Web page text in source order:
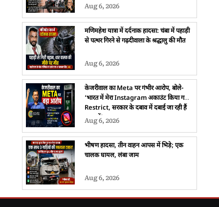
Aug 6, 2026
मणिमहेश यात्रा में दर्दनाक हादसा: चंबा में पहाड़ी
से पत्थर गिरने से गढ़दीवाला के श्रद्धालु की मौत
Aug 6, 2026
केजरीवाल का Meta पर गंभीर आरोप, बोले-
‘भारत में मेरा Instagram अकाउंट किया गया
Restrict, सरकार के दबाव में दबाई जा रही हैं
आवाजें’
Aug 6, 2026
भीषण हादसा, तीन वाहन आपस में भिड़े; एक
चालक घायल, लंबा जाम
Aug 6, 2026